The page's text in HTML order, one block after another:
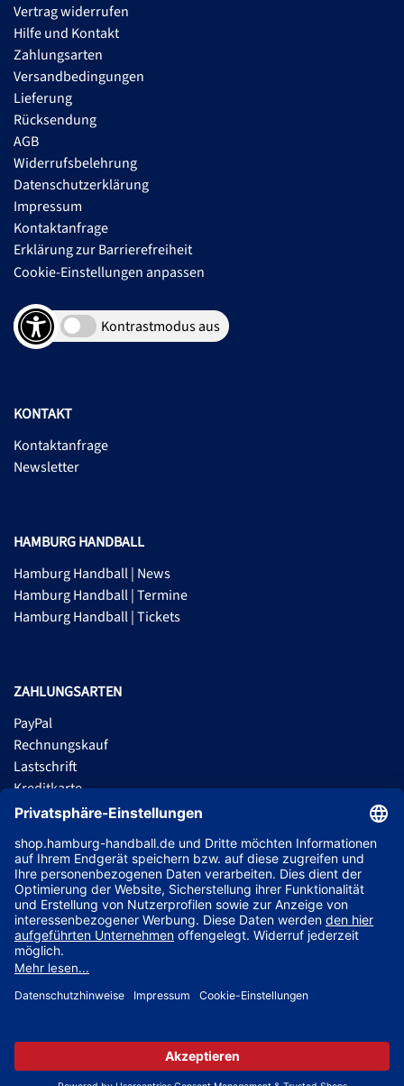
Jetzt Trikot mit Name und Nummer deines Lieblingsspielers
Vertrag widerrufen
Hilfe und Kontakt
Zahlungsarten
Versandbedingungen
Lieferung
Rücksendung
AGB
Widerrufsbelehrung
Datenschutzerklärung
Impressum
Kontaktanfrage
Erklärung zur Barrierefreiheit
Cookie-Einstellungen anpassen
Kontrastmodus aus
KONTAKT
Kontaktanfrage
Newsletter
HAMBURG HANDBALL
Hamburg Handball | News
Hamburg Handball | Termine
Hamburg Handball | Tickets
ZAHLUNGSARTEN
PayPal
Rechnungskauf
Lastschrift
Kreditkarte
Apple Pay
ABONNIERE JETZT DEN KOSTENLOSEN HSVH FANSHOP NEWSLETTER
UND VERPASSE KEINE NEUIGKEIT ODER AKTION MEHR.
JETZT ANMELDEN
© 2026 Ballsportdirekt.de GmbH und Co. KG